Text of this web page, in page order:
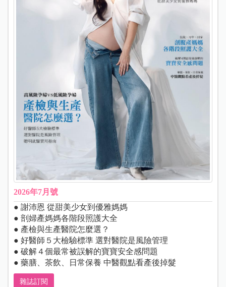
2026年7月號
● 謝沛恩 從甜美少女到優雅媽媽
● 剖婦產媽媽各階段照護大全
● 產檢與生產醫院怎麼選？
● 好醫師５大檢驗標準 選對醫院是風險管理
● 破解４個最常被誤解的寶寶安全感問題
● 藥膳、茶飲、日常保養 中醫觀點看產後掉髮
雜誌訂閱